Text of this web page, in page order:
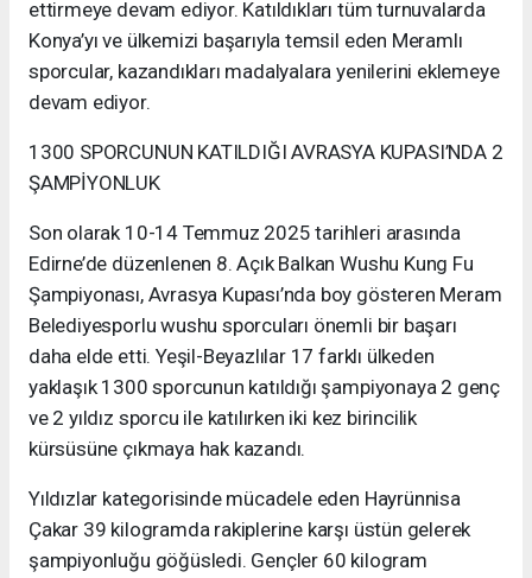
ettirmeye devam ediyor. Katıldıkları tüm turnuvalarda
Konya’yı ve ülkemizi başarıyla temsil eden Meramlı
sporcular, kazandıkları madalyalara yenilerini eklemeye
devam ediyor.
1300 SPORCUNUN KATILDIĞI AVRASYA KUPASI’NDA 2
ŞAMPİYONLUK
Son olarak 10-14 Temmuz 2025 tarihleri arasında
Edirne’de düzenlenen 8. Açık Balkan Wushu Kung Fu
Şampiyonası, Avrasya Kupası’nda boy gösteren Meram
Belediyesporlu wushu sporcuları önemli bir başarı
daha elde etti. Yeşil-Beyazlılar 17 farklı ülkeden
yaklaşık 1300 sporcunun katıldığı şampiyonaya 2 genç
ve 2 yıldız sporcu ile katılırken iki kez birincilik
kürsüsüne çıkmaya hak kazandı.
Yıldızlar kategorisinde mücadele eden Hayrünnisa
Çakar 39 kilogramda rakiplerine karşı üstün gelerek
şampiyonluğu göğüsledi. Gençler 60 kilogram